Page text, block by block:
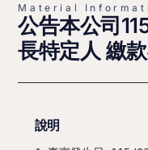
Material
公告本公司
長特定人 繳
說明